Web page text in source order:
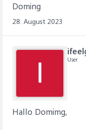
Doming
28. August 2023
I User
Hallo Domimg,